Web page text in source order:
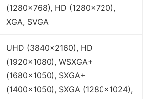
(1280×768), HD (1280×720),
XGA, SVGA
UHD (3840×2160), HD
(1920×1080), WSXGA+
(1680×1050), SXGA+
(1400×1050), SXGA (1280×1024),